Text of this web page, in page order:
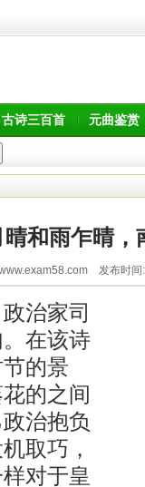
古诗三百首 元曲鉴赏
和雨乍晴
赏析
发布时间
治家司
在该诗
的景
的之间
治抱负
取巧，
对于皇